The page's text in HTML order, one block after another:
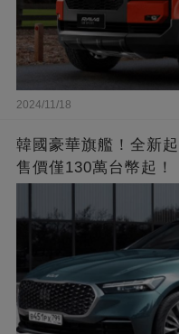
2024/11/18
韓國豪華旗艦！全新
售價僅130萬台幣起！